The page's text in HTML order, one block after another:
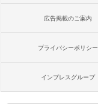
広告掲載のご案内
プライバシーポリシー
インプレスグループ